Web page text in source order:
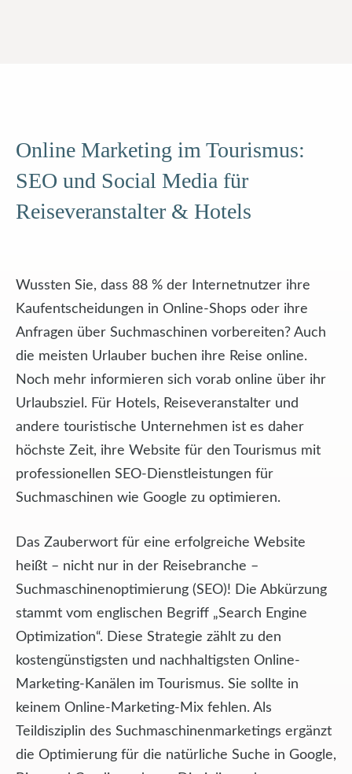
Online Marketing im Tourismus:
SEO und Social Media für
Reiseveranstalter & Hotels
Wussten Sie, dass 88 % der Internetnutzer ihre
Kaufentscheidungen in Online-Shops oder ihre
Anfragen über Suchmaschinen vorbereiten? Auch
die meisten Urlauber buchen ihre Reise online.
Noch mehr informieren sich vorab online über ihr
Urlaubsziel. Für Hotels, Reiseveranstalter und
andere touristische Unternehmen ist es daher
höchste Zeit, ihre Website für den Tourismus mit
professionellen SEO-Dienstleistungen für
Suchmaschinen wie Google zu optimieren.
Das Zauberwort für eine erfolgreiche Website
heißt – nicht nur in der Reisebranche –
Suchmaschinenoptimierung (SEO)! Die Abkürzung
stammt vom englischen Begriff „Search Engine
Optimization“. Diese Strategie zählt zu den
kostengünstigsten und nachhaltigsten Online-
Marketing-Kanälen im Tourismus. Sie sollte in
keinem Online-Marketing-Mix fehlen. Als
Teildisziplin des Suchmaschinenmarketings ergänzt
die Optimierung für die natürliche Suche in Google,